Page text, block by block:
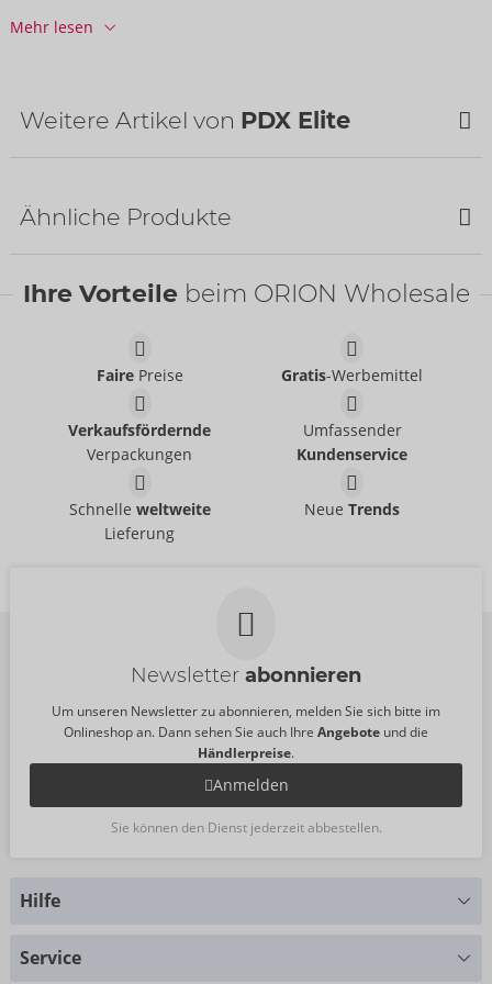
Herkunftsland: CN
Mehr lesen
Weitere Artikel von PDX Elite
Go-Go Booty LED
PDX Elite
05483590000
ViewTube XXL
PDX Elite
80,00 €
Ähnliche Produkte
ViewTube MAX
05477600000
Elite Talk Dirty
Ihre Vorteile beim ORION Wholesale
FairePreise Gratis-Werbemittel
Verkaufsfördernde
Verpackungen
Umfassender
Kundenservice
Schnelle weltweite
Lieferung
NeueTrends
Newsletter abonnieren
Um unseren Newsletter zu abonnieren, melden Sie sich bitte im
Onlineshop an. Dann sehen Sie auch Ihre Angebote und die
Händlerpreise.
Anmelden
Sie können den Dienst jederzeit abbestellen.
Hilfe
Service